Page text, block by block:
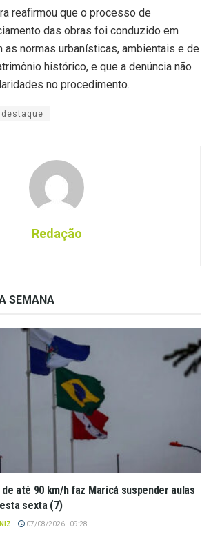
reafirmou que o processo de
das obras foi conduzido em
as normas urbanísticas, ambientais e de
histórico, e que a denúncia não
no procedimento.
destaque
Redação
SEMANA
até 90 km/h faz Maricá suspender aulas
sexta (7)
07/08/2026 - 09:28